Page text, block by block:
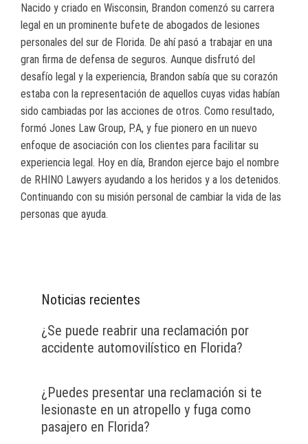
Nacido y criado en Wisconsin, Brandon comenzó su carrera
legal en un prominente bufete de abogados de lesiones
personales del sur de Florida. De ahí pasó a trabajar en una
gran firma de defensa de seguros. Aunque disfrutó del
desafío legal y la experiencia, Brandon sabía que su corazón
estaba con la representación de aquellos cuyas vidas habían
sido cambiadas por las acciones de otros. Como resultado,
formó Jones Law Group, P.A, y fue pionero en un nuevo
enfoque de asociación con los clientes para facilitar su
experiencia legal. Hoy en día, Brandon ejerce bajo el nombre
de RHINO Lawyers ayudando a los heridos y a los detenidos.
Continuando con su misión personal de cambiar la vida de las
personas que ayuda.
Noticias recientes
¿Se puede reabrir una reclamación por
accidente automovilístico en Florida?
¿Puedes presentar una reclamación si te
lesionaste en un atropello y fuga como
pasajero en Florida?